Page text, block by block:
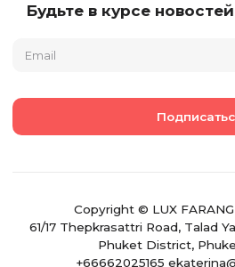
Будьте в курсе
Copyright © LUX
61/17 Thepkrasattri Road, Talad
Phuket District,
+66662025165